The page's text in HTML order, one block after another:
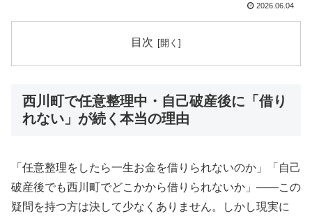
2026.06.04
目次
西川町で任意整理中・自己破産後に「借り
れない」が続く本当の理由
「任意整理をしたら一生お金を借りられないのか」「自己
破産後でも西川町でどこかから借りられないか」——この
疑問を持つ方は決して少なくありません。しかし現実に